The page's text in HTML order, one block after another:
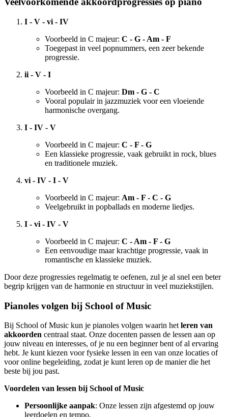
I - V - vi - IV
Voorbeeld in C majeur: C - G - Am - F
Toegepast in veel popnummers, een zeer bekende
progressie.
ii - V - I
Voorbeeld in C majeur: Dm - G - C
Vooral populair in jazzmuziek voor een vloeiende
harmonische overgang.
I - IV - V
Voorbeeld in C majeur: C - F - G
Een klassieke progressie, vaak gebruikt in rock, blues
en traditionele muziek.
vi - IV - I - V
Voorbeeld in C majeur: Am - F - C - G
Veelgebruikt in popballads en moderne liedjes.
I - vi - IV - V
Voorbeeld in C majeur: C - Am - F - G
Een eenvoudige maar krachtige progressie, vaak in
romantische en klassieke muziek.
Door deze progressies regelmatig te oefenen, zul je al snel een beter
begrip krijgen van de harmonie en structuur in veel muziekstijlen.
Pianoles volgen bij School of Music
Bij School of Music kun je pianoles volgen waarin het leren van
akkoorden centraal staat. Onze docenten passen de lessen aan op
jouw niveau en interesses, of je nu een beginner bent of al ervaring
hebt. Je kunt kiezen voor fysieke lessen in een van onze locaties of
voor online begeleiding, zodat je kunt leren op de manier die het
beste bij jou past.
Voordelen van lessen bij School of Music
Persoonlijke aanpak: Onze lessen zijn afgestemd op jouw
leerdoelen en tempo.